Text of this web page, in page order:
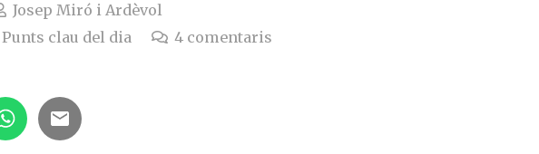
Josep Miró i Ardèvol
Punts clau del dia 4 comentaris